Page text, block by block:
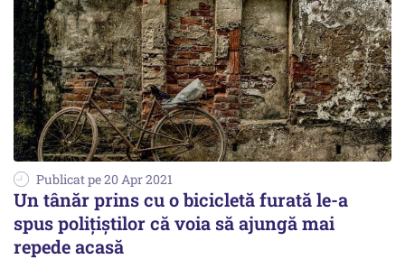
Publicat pe 20 Apr 2021
Un tânăr prins cu o bicicletă furată le-a
spus polițiștilor că voia să ajungă mai
repede acasă